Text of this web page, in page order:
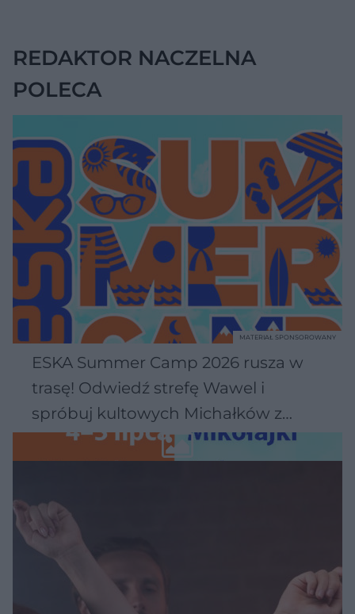
REDAKTOR NACZELNA
POLECA
ESKA Summer Camp 2026 rusza w
trasę! Odwiedź strefę Wawel i
spróbuj kultowych Michałków z
Wawelu
MATERIAŁ SPONSOROWANY